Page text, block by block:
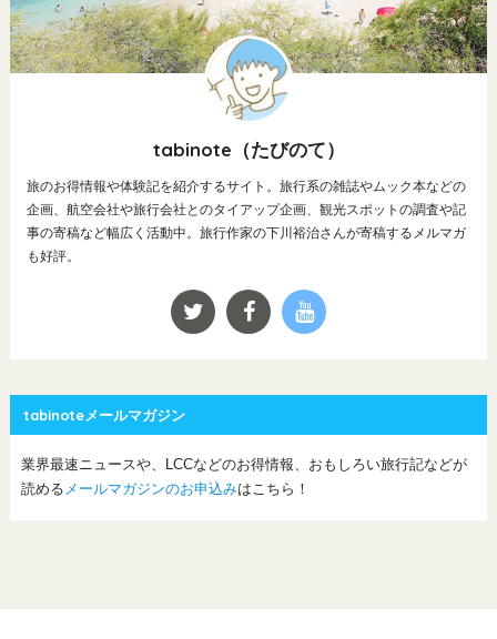
tabinote（たびのて）
旅のお得情報や体験記を紹介するサイト。旅行系の雑誌やムック本などの
企画、航空会社や旅行会社とのタイアップ企画、観光スポットの調査や記
事の寄稿など幅広く活動中。旅行作家の下川裕治さんが寄稿するメルマガ
も好評。
tabinoteメールマガジン
業界最速ニュースや、LCCなどのお得情報、おもしろい旅行記などが
読める メールマガジンのお申込みはこちら！